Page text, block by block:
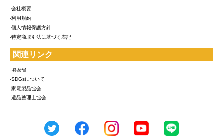
-会社概要
-利用規約
-個人情報保護方針
-特定商取引法に基づく表記
関連リンク
-環境省
-SDGsについて
-家電製品協会
-遺品整理士協会